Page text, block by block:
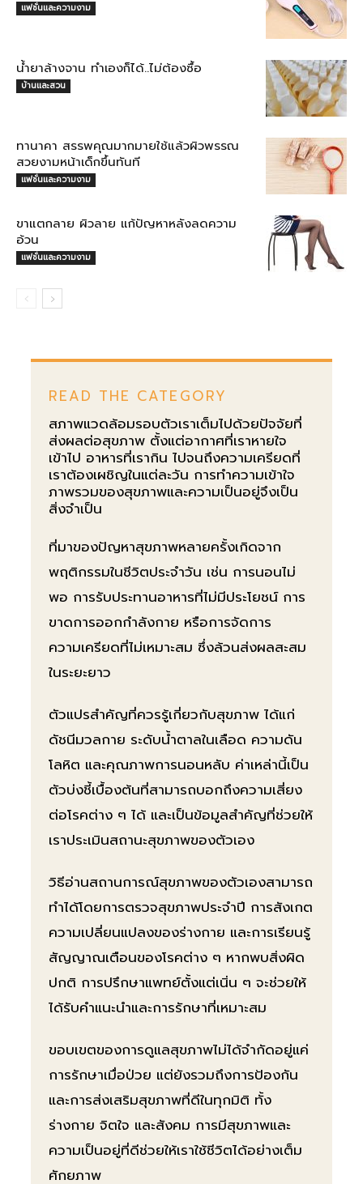
แฟชั่นและความงาม
น้ำยาล้างจาน ทำเองก็ได้..ไม่ต้องซื้อ
บ้านและสวน
ทานาคา สรรพคุณมากมายใช้แล้วผิวพรรณ
สวยงามหน้าเด็กขึ้นทันที
แฟชั่นและความงาม
ขาแตกลาย ผิวลาย แก้ปัญหาหลังลดความ
อ้วน
แฟชั่นและความงาม
READ THE CATEGORY
สภาพแวดล้อมรอบตัวเราเต็มไปด้วยปัจจัยที่
ส่งผลต่อสุขภาพ ตั้งแต่อากาศที่เราหายใจ
เข้าไป อาหารที่เรากิน ไปจนถึงความเครียดที่
เราต้องเผชิญในแต่ละวัน การทำความเข้าใจ
ภาพรวมของสุขภาพและความเป็นอยู่จึงเป็น
สิ่งจำเป็น
ที่มาของปัญหาสุขภาพหลายครั้งเกิดจาก
พฤติกรรมในชีวิตประจำวัน เช่น การนอนไม่
พอ การรับประทานอาหารที่ไม่มีประโยชน์ การ
ขาดการออกกำลังกาย หรือการจัดการ
ความเครียดที่ไม่เหมาะสม ซึ่งล้วนส่งผลสะสม
ในระยะยาว
ตัวแปรสำคัญที่ควรรู้เกี่ยวกับสุขภาพ ได้แก่
ดัชนีมวลกาย ระดับน้ำตาลในเลือด ความดัน
โลหิต และคุณภาพการนอนหลับ ค่าเหล่านี้เป็น
ตัวบ่งชี้เบื้องต้นที่สามารถบอกถึงความเสี่ยง
ต่อโรคต่าง ๆ ได้ และเป็นข้อมูลสำคัญที่ช่วยให้
เราประเมินสถานะสุขภาพของตัวเอง
วิธีอ่านสถานการณ์สุขภาพของตัวเองสามารถ
ทำได้โดยการตรวจสุขภาพประจำปี การสังเกต
ความเปลี่ยนแปลงของร่างกาย และการเรียนรู้
สัญญาณเตือนของโรคต่าง ๆ หากพบสิ่งผิด
ปกติ การปรึกษาแพทย์ตั้งแต่เนิ่น ๆ จะช่วยให้
ได้รับคำแนะนำและการรักษาที่เหมาะสม
ขอบเขตของการดูแลสุขภาพไม่ได้จำกัดอยู่แค่
การรักษาเมื่อป่วย แต่ยังรวมถึงการป้องกัน
และการส่งเสริมสุขภาพที่ดีในทุกมิติ ทั้ง
ร่างกาย จิตใจ และสังคม การมีสุขภาพและ
ความเป็นอยู่ที่ดีช่วยให้เราใช้ชีวิตได้อย่างเต็ม
ศักยภาพ